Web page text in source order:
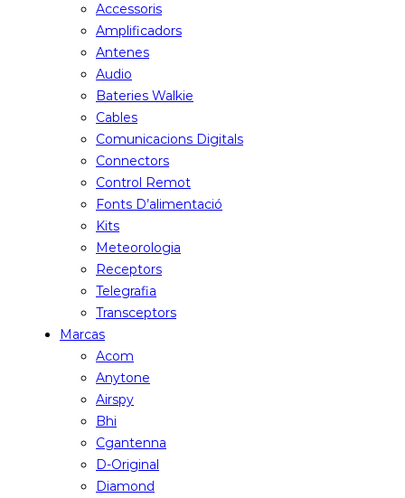
Accessoris
Amplificadors
Antenes
Audio
Bateries Walkie
Cables
Comunicacions Digitals
Connectors
Control Remot
Fonts D’alimentació
Kits
Meteorologia
Receptors
Telegrafia
Transceptors
Marcas
Acom
Anytone
Airspy
Bhi
Cgantenna
D-Original
Diamond